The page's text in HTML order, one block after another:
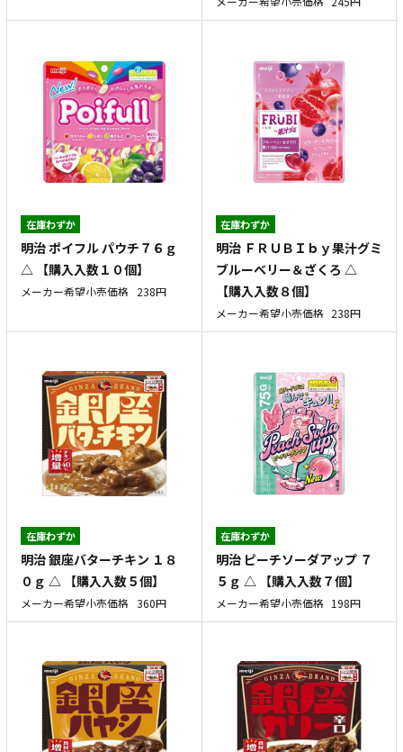
在庫わずか
明治 ポイフル パウチ７６ｇ
△ 【購入入数１０個】
メーカー希望小売価格 238円
在庫わずか
明治 ＦＲＵＢＩｂｙ果汁グミ
ブルーベリー＆ざくろ △
【購入入数８個】
メーカー希望小売価格 238円
在庫わずか
明治 銀座バターチキン １８
０ｇ △ 【購入入数５個】
メーカー希望小売価格 360円
在庫わずか
明治 ピーチソーダアップ ７
５ｇ △ 【購入入数７個】
メーカー希望小売価格 198円